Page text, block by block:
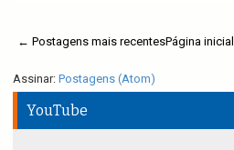
← Postagens mais recentesPágina inicial
Assinar: Postagens (Atom)
YouTube